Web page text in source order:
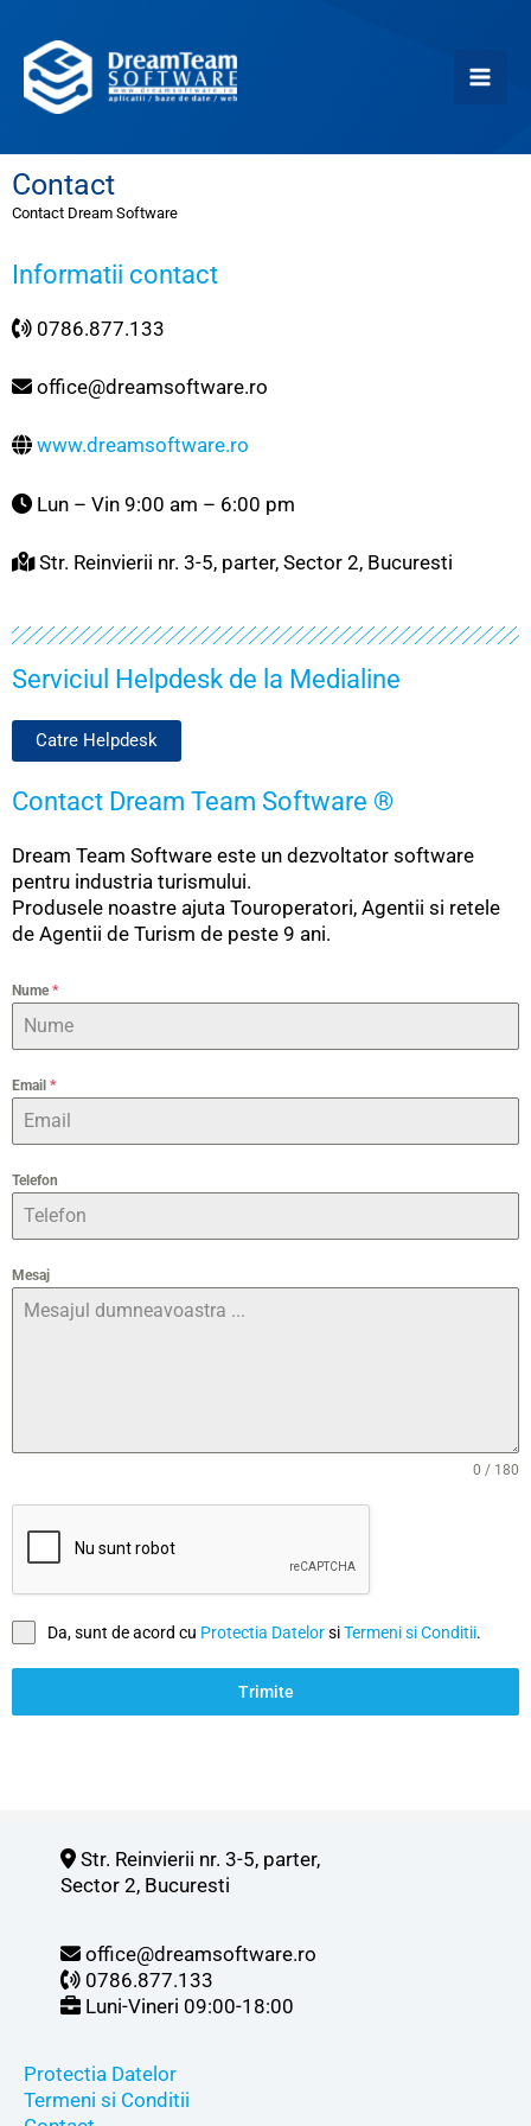
content
Contact
Contact Dream Software
Informatii contact
0786.877.133
office@dreamsoftware.ro
www.dreamsoftware.ro
Lun – Vin 9:00 am – 6:00 pm
Str. Reinvierii nr. 3-5, parter, Sector 2, Bucuresti
Serviciul Helpdesk de la Medialine
Catre Helpdesk
Contact Dream Team Software ®
Dream Team Software este un dezvoltator software
pentru industria turismului.
Produsele noastre ajuta Touroperatori, Agentii si retele
de Agentii de Turism de peste 9 ani.
Nume*
Email *
Telefon
Mesaj
0 / 180
Da, sunt de acord cu Protectia DatelorsiTermeni si Conditii.
Trimite
Str. Reinvierii nr. 3-5, parter,
Sector 2, Bucuresti
office@dreamsoftware.ro
0786.877.133
Luni-Vineri 09:00-18:00
Protectia Datelor
Termeni si Conditii